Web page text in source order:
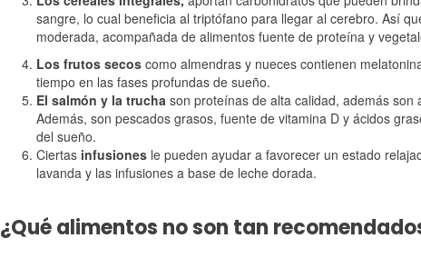
sangre, lo cual beneficia al triptófano para llegar al cerebro. Así
moderada, acompañada de alimentos fuente de proteína y
Los frutos secos como almendras y nueces contienen
tiempo en las fases profundas de sueño.
El salmón y la trucha son proteínas de alta calidad, además
Además, son pescados grasos, fuente de vitamina D y ácidos
del sueño.
Ciertas infusiones le pueden ayudar a favorecer un estado
lavanda y las infusiones a base de leche dorada.
¿Qué alimentos no son tan